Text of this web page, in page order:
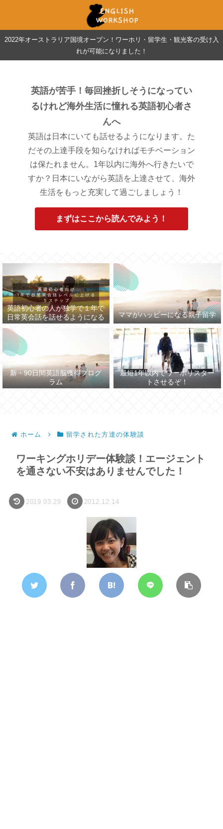
2022年オーストラリア国境オープン！ワーホリ・留学生・観光客の受け入
れが可能になりました！
英語が苦手！毎回挫折しそうになってい
るけれど海外生活に憧れる英語初心者さ
んへ
英語は日本にいても話せるようになります。た
だその上達手段を知らなければモチベーション
は保たれません。1年以内に海外へ行きたいで
すか？日本にいながら英語を上達させて、海外
生活をもっと充実して過ごしましょう！
まずはここから読んでみよう！
英語初心者の人が独学で１年で
日常英会話を話せるようになる
まで５つのステップ
ママがハッピーになる親子留学
新・90日間英語脳獲得プログ
ラム
最短1年以内でワーホリスター
トさせるぞ！
ホーム 留学された方達の体験談
ワーキングホリデー体験談！エージェント
を通さない不安はありませんでした！
2019.03.29 2012.12.14